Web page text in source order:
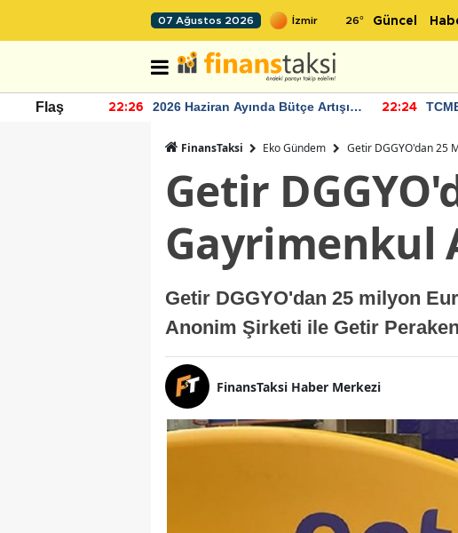
07 Ağustos 2026 26° Güncel
Flaş 22:26
2026 Haziran Ayında Bütçe Artışı
22:24
FinansTaksi Eko Gündem Getir DGGYO'dan 25
Getir
Gayrimenkul
Getir DGGYO'dan 25 milyon
Anonim Şirketi ile Getir
FinansTaksi Haber Merkezi